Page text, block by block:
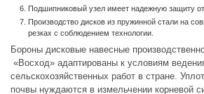
Подшипниковый узел имеет надежную защиту
Производство дисков из пружинной стали на
резках с соблюдением технологии.
Бороны дисковые навесные
«Восход» адаптированы к условиям
сельскохозяйственных работ в стране.
почвы нуждаются в измельчении корневой